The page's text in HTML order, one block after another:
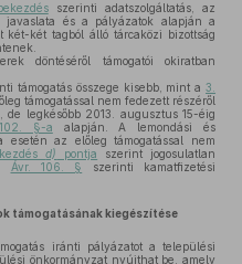
szerinti adatszolgáltatás, az
javaslata és a pályázatok alapján a
két tagból álló tárcaközi bizottság
döntéséről támogatói okiratban
támogatás összege kisebb, mint a3.
támogatással nem fedezett részéről
legkésőbb 2013. augusztus 15-éig
§-a alapján. A lemondási és
esetén az előleg támogatással nem
d) pontja
szerint jogosulatlan
Ávr. 106. §
szerinti kamatfizetési
támogatásának kiegészítése
iránti pályázatot a települési
önkormányzat nyújthat be, amely